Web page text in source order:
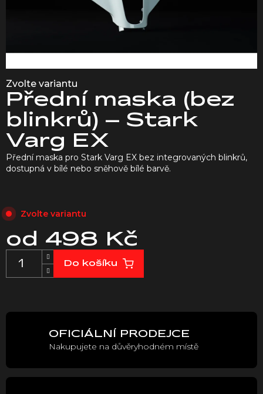
Zvolte variantu
Přední maska (bez
blinkrů) – Stark
Varg EX
od 498 Kč
Měrná
Zvolte variantu
Do košíku
Přední maska pro Stark Varg EX bez integrovaných blinkrů,
dostupná v bílé nebo sněhově bílé barvě.
OFICIÁLNÍ PRODEJCE
Nakupujete na důvěryhodném místě